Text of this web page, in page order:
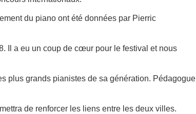
du piano ont été données par Pierric
Il a eu un coup de cœur pour le festival et nous
plus grands pianistes de sa génération. Pédagogue
de renforcer les liens entre les deux villes.